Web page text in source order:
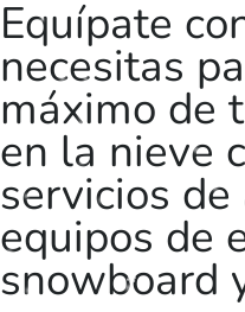
Equípate
necesitas
máximo de
en la nieve
servicios
equipos de
snowboard